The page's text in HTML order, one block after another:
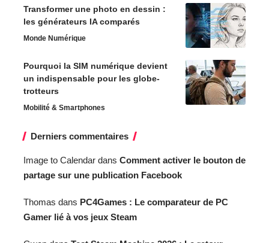
Transformer une photo en dessin :
les générateurs IA comparés
Monde Numérique
Pourquoi la SIM numérique devient
un indispensable pour les globe-
trotteurs
Mobilité & Smartphones
Derniers commentaires
Image to Calendar dans Comment activer le bouton de
partage sur une publication Facebook
Thomas dans PC4Games : Le comparateur de PC
Gamer lié à vos jeux Steam